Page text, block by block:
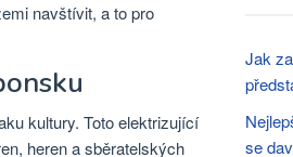
navštívit, a to pro
kultury. Toto elektrizující
heren a sběratelských
Jak
se